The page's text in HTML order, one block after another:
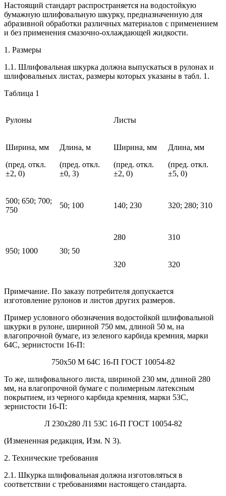
Настоящий стандарт распространяется на водостойкую
бумажную шлифовальную шкурку, предназначенную для
абразивной обработки различных материалов с применением
и без применения смазочно-охлаждающей жидкости.
1. Размеры
1.1. Шлифовальная шкурка должна выпускаться в рулонах и
шлифовальных листах, размеры которых указаны в табл. 1.
Таблица 1
Рулоны Листы
Ширина, мм
(пред. откл.
±2, 0)
Длина, м
(пред. откл.
±0, 3)
Ширина, мм
(пред. откл.
±2, 0)
Длина, мм
(пред. откл.
±5, 0)
500; 650; 700;
750
50; 100 140; 230 320; 280; 310
950; 1000 30; 50
280 310
320 320
Примечание. По заказу потребителя допускается
изготовление рулонов и листов других размеров.
Пример условного обозначения водостойкой шлифовальной
шкурки в рулоне, шириной 750 мм, длиной 50 м, на
влагопрочной бумаге, из зеленого карбида кремния, марки
64С, зернистости 16-П:
750х50 М 64С 16-П ГОСТ 10054-82
То же, шлифовального листа, шириной 230 мм, длиной 280
мм, на влагопрочной бумаге с полимерным латексным
покрытием, из черного карбида кремния, марки 53С,
зернистости 16-П:
Л 230x280 Л1 53С 16-П ГОСТ 10054-82
(Измененная редакция, Изм. N 3).
2. Технические требования
2.1. Шкурка шлифовальная должна изготовляться в
соответствии с требованиями настоящего стандарта.